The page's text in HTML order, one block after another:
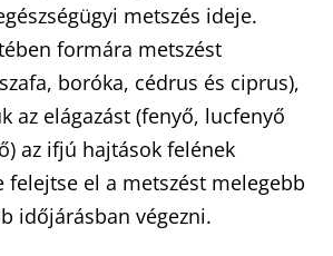
metszés ideje.
formára metszést
boróka, cédrus és ciprus),
az elágazást (fenyő, lucfenyő
az ifjú hajtások felének
felejtse el a metszést melegebb
időjárásban végezni.